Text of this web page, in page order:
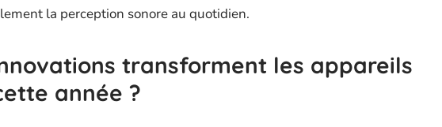
la perception sonore au quotidien.
transforment les appareils
année ?